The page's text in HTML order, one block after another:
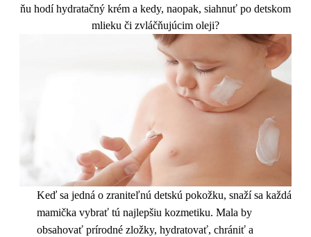
ňu hodí hydratačný krém a kedy, naopak, siahnuť po detskom
mlieku či zvláčňujúcim oleji?
Keď sa jedná o zraniteľnú detskú pokožku, snaží sa každá
mamička vybrať tú najlepšiu kozmetiku. Mala by
obsahovať prírodné zložky, hydratovať, chrániť a